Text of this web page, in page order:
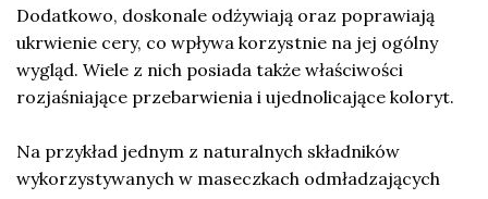
Dodatkowo, doskonale odżywiają oraz poprawiają
ukrwienie cery, co wpływa korzystnie na jej ogólny
wygląd. Wiele z nich posiada także właściwości
rozjaśniające przebarwienia i ujednolicające koloryt.
Na przykład jednym z naturalnych składników
wykorzystywanych w maseczkach odmładzających